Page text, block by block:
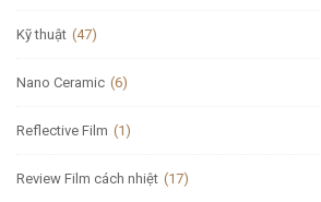
Kỹ thuật (47)
Nano Ceramic (6)
Reflective Film (1)
Review Film cách nhiệt (17)